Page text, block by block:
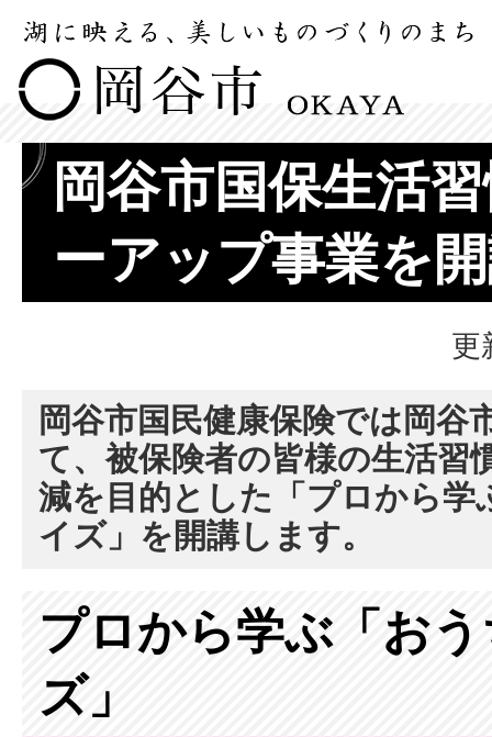
岡谷市国保生活
ーアップ事業を
更
岡谷市国民健康保険では岡谷
て、被保険者の皆様の生活習
減を目的とした「プロから学
イズ」を開講します。
プロから学ぶ「お
ズ」